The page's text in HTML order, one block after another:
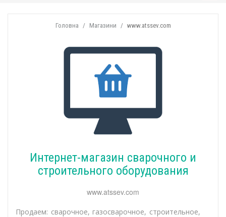
Головна Магазини www.atssev.com
Интернет-магазин сварочного и
строительного оборудования
www.atssev.com
Продаем: сварочное, газосварочное, строительное,